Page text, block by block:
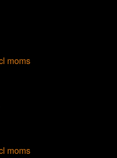
moms
moms